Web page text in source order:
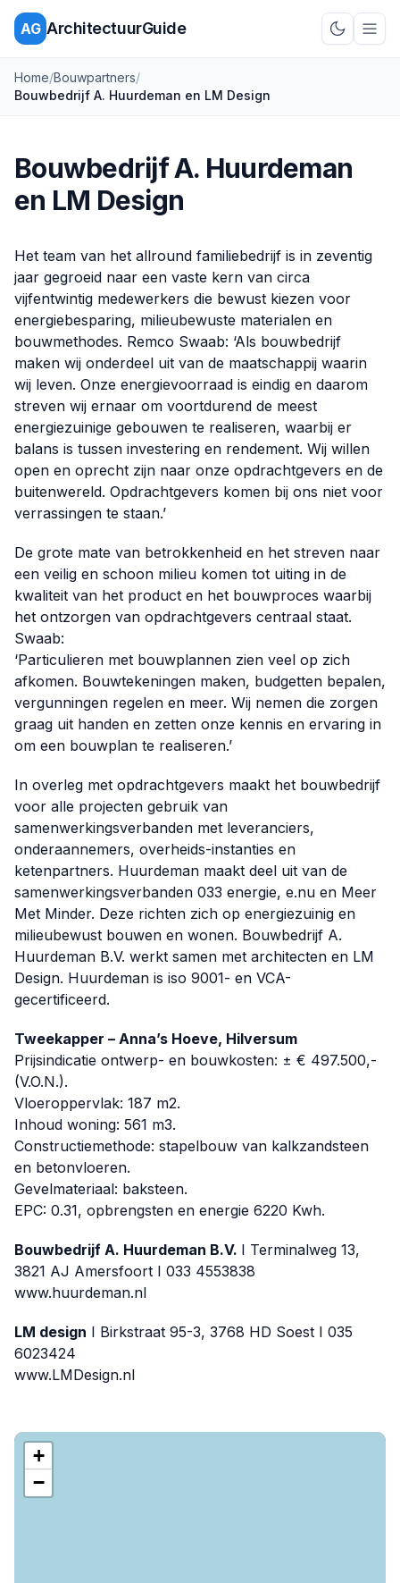
AG ArchitectuurGuide
Schakel
Home/Bouwpartners/
Bouwbedrijf A. Huurdeman en LM Design
Bouwbedrijf A. Huurdeman
en LM Design
Het team van het allround familiebedrijf is in zeventig
jaar gegroeid naar een vaste kern van circa
vijfentwintig medewerkers die bewust kiezen voor
energiebesparing, milieubewuste materialen en
bouwmethodes. Remco Swaab: ‘Als bouwbedrijf
maken wij onderdeel uit van de maatschappij waarin
wij leven. Onze energievoorraad is eindig en daarom
streven wij ernaar om voortdurend de meest
energiezuinige gebouwen te realiseren, waarbij er
balans is tussen investering en rendement. Wij willen
open en oprecht zijn naar onze opdrachtgevers en de
buitenwereld. Opdrachtgevers komen bij ons niet voor
verrassingen te staan.’
De grote mate van betrokkenheid en het streven naar
een veilig en schoon milieu komen tot uiting in de
kwaliteit van het product en het bouwproces waarbij
het ontzorgen van opdrachtgevers centraal staat.
Swaab:
‘Particulieren met bouwplannen zien veel op zich
afkomen. Bouwtekeningen maken, budgetten bepalen,
vergunningen regelen en meer. Wij nemen die zorgen
graag uit handen en zetten onze kennis en ervaring in
om een bouwplan te realiseren.’
In overleg met opdrachtgevers maakt het bouwbedrijf
voor alle projecten gebruik van
samenwerkingsverbanden met leveranciers,
onderaannemers, overheids-instanties en
ketenpartners. Huurdeman maakt deel uit van de
samenwerkingsverbanden 033 energie, e.nu en Meer
Met Minder. Deze richten zich op energiezuinig en
milieubewust bouwen en wonen. Bouwbedrijf A.
Huurdeman B.V. werkt samen met architecten en LM
Design. Huurdeman is iso 9001- en VCA-
gecertificeerd.
Tweekapper – Anna’s Hoeve, Hilversum
Prijsindicatie ontwerp- en bouwkosten: ± € 497.500,-
(V.O.N.).
Vloeroppervlak: 187 m2.
Inhoud woning: 561 m3.
Constructiemethode: stapelbouw van kalkzandsteen
en betonvloeren.
Gevelmateriaal: baksteen.
EPC: 0.31, opbrengsten en energie 6220 Kwh.
Bouwbedrijf A. Huurdeman B.V. I Terminalweg 13,
3821 AJ Amersfoort I 033 4553838
www.huurdeman.nl
LM design I Birkstraat 95-3, 3768 HD Soest I 035
6023424
www.LMDesign.nl
+
−